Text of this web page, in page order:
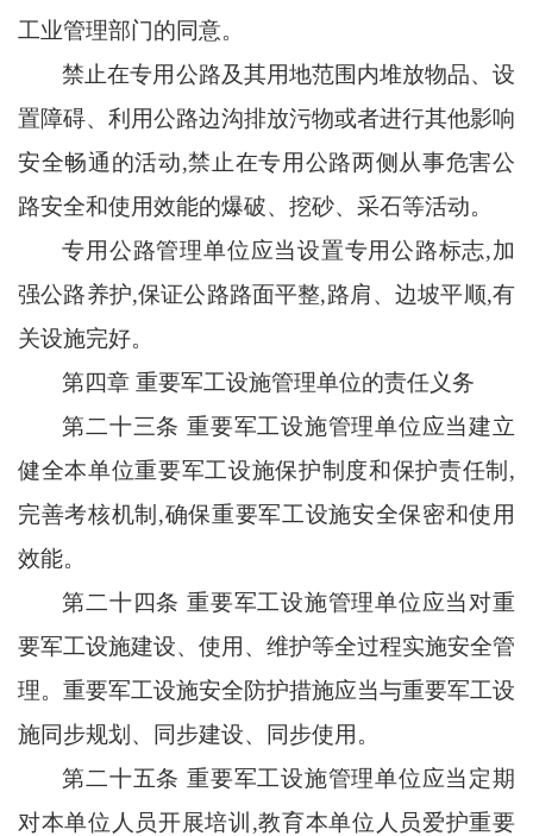
工业管理部门的同意。
禁止在专用公路及其用地范围内堆放物品、设
置障碍、利用公路边沟排放污物或者进行其他影响
安全畅通的活动,禁止在专用公路两侧从事危害公
路安全和使用效能的爆破、挖砂、采石等活动。
专用公路管理单位应当设置专用公路标志,加
强公路养护,保证公路路面平整,路肩、边坡平顺,有
关设施完好。
第四章 重要军工设施管理单位的责任义务
第二十三条 重要军工设施管理单位应当建立
健全本单位重要军工设施保护制度和保护责任制 ,
完善考核机制,确保重要军工设施安全保密和使用
效能。
第二十四条 重要军工设施管理单位应当对重
要军工设施建设、使用、维护等全过程实施安全管
理。重要军工设施安全防护措施应当与重要军工设
施同步规划、同步建设、同步使用。
第二十五条 重要军工设施管理单位应当定期
对本单位人员开展培训 ,教育本单位人员爱护重要